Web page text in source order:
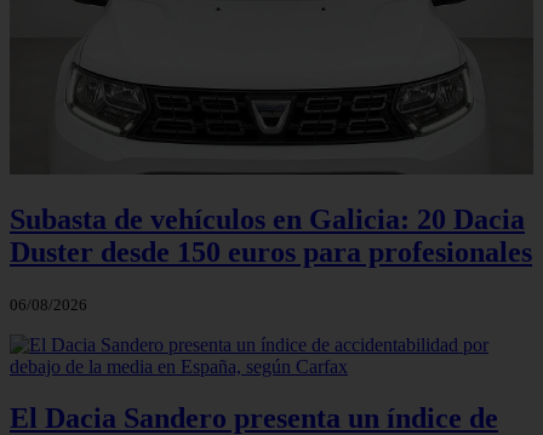
Subasta de vehículos en Galicia: 20 Dacia
Duster desde 150 euros para profesionales
06/08/2026
El Dacia Sandero presenta un índice de